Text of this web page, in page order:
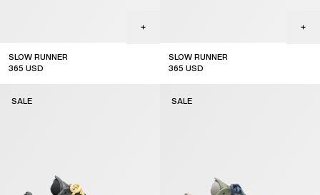
SLOW RUNNER
365 USD
SLOW RUNNER
365 USD
SALE SALE